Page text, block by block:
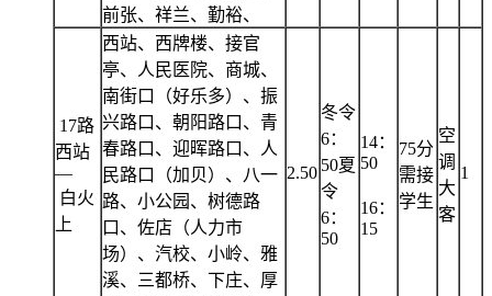
前张、祥兰、勤裕、
17路
西站
—
白火
上
西站、西牌楼、接官
亭、人民医院、商城、
南街口（好乐多）、振
兴路口、朝阳路口、青
春路口、迎晖路口、人
民路口（加贝）、八一
路、小公园、树德路
口、佐店（人力市
场）、汽校、小岭、雅
溪、三都桥、下庄、厚
2.50
冬令
6：
50夏
令
6：
50
14：
50
16：
15
75分
需接
学生
空
调
大
客
1